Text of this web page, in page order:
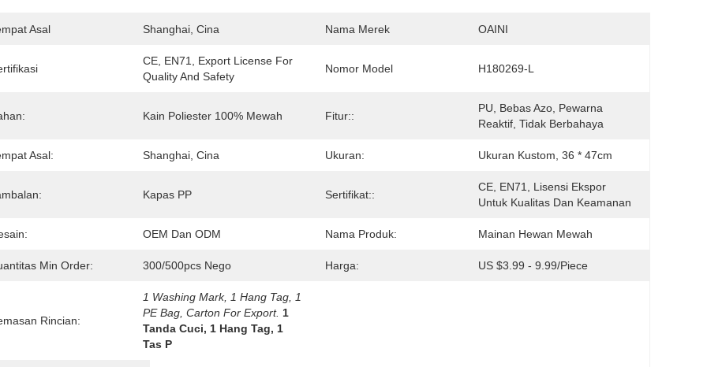
Asal Shanghai, Cina Nama Merek OAINI
CE, EN71, Export License For
Quality And Safety
Nomor Model H180269-L
Kain Poliester 100% Mewah Fitur::
PU, Bebas Azo, Pewarna
Reaktif, Tidak Berbahaya
Asal: Shanghai, Cina Ukuran: Ukuran Kustom, 36 * 47cm
Kapas PP Sertifikat::
CE, EN71, Lisensi Ekspor
Untuk Kualitas Dan Keamanan
OEM Dan ODM Nama Produk: Mainan Hewan Mewah
Min Order: 300/500pcs Nego Harga: US $3.99 - 9.99/Piece
Rincian:
1 Washing Mark, 1 Hang Tag, 1
PE Bag, Carton For Export. 1
Tanda Cuci, 1 Hang Tag, 1
Tas P